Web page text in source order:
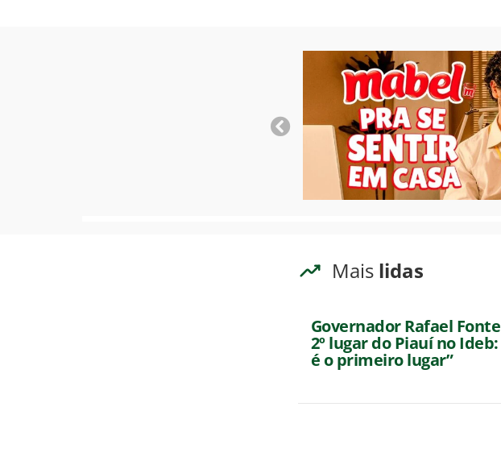
Mais lidas
Governador Rafael
2º lugar do Piauí no
é o primeiro lugar”